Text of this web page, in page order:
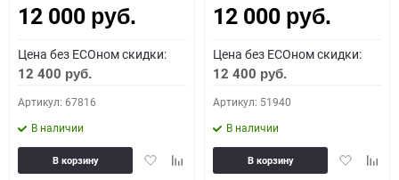
12 000 руб.
Цена без ECOном скидки:
12 400 руб.
Артикул: 67816
В наличии
ДобавитьДобавить
В корзину
12 000 руб.
Цена без ECOном скидки:
12 400 руб.
Артикул: 51940
В наличии
Добавить
В корзину